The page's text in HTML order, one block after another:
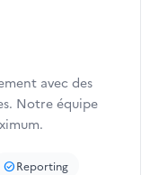
avec des
Notre équipe
check_circleReporting